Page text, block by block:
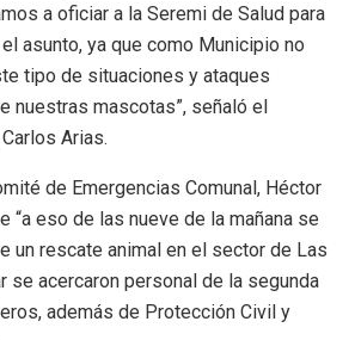
a oficiar a la Seremi de Salud para
asunto, ya que como Municipio no
tipo de situaciones y ataques
nuestras mascotas”, señaló el
Arias.
de Emergencias Comunal, Héctor
“a eso de las nueve de la mañana se
un rescate animal en el sector de Las
se acercaron personal de la segunda
además de Protección Civil y